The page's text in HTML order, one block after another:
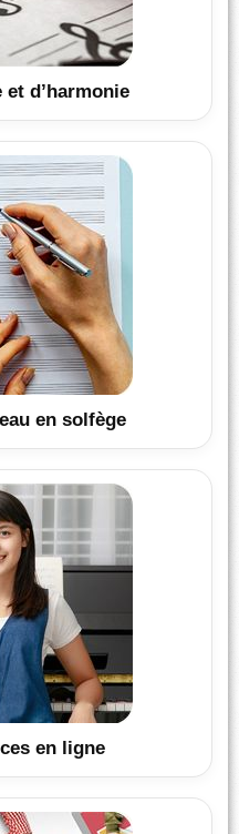
d’harmonie
en solfège
en ligne